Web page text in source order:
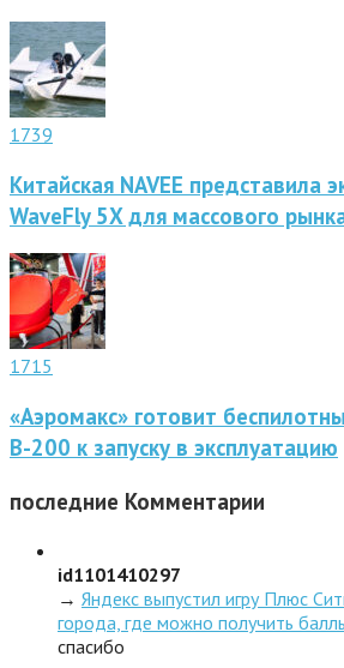
1739
Китайская NAVEE представила
WaveFly 5X для массового
1715
«Аэромакс» готовит
В-200 к запуску в эксплуатацию
последние Комментарии
id1101410297
→ Яндекс выпустил игру Плюс
города, где можно получить
спасибо